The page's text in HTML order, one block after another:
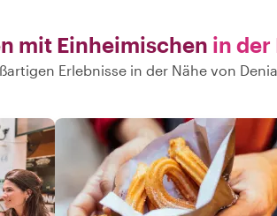
mit Einheimischen in der
Erlebnisse in der Nähe von